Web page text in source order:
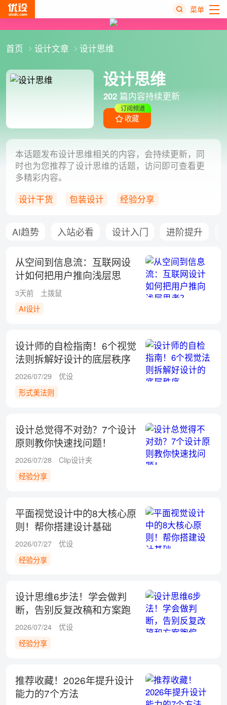
菜单
首页 设计文章 设计思维
设计思维
202 篇内容持续更新
收藏
订阅频道
本话题发布设计思维相关的内容，会持续更新，同
时也为您推荐了设计思维的话题，访问即可查看更
多精彩内容。
设计干货
包装设计
经验分享
AI趋势 入站必看 设计入门 进阶提升
从空间到信息流：互联网设
计如何把用户推向浅层思
考？
3天前
土拨鼠
AI设计
设计师的自检指南！6个视觉
法则拆解好设计的底层秩序
2026/07/29
优设
形式美法则
设计总觉得不对劲？7个设计
原则教你快速找问题！
2026/07/28
Clip设计夹
经验分享
平面视觉设计中的8大核心原
则！帮你搭建设计基础
2026/07/27
优设
经验分享
设计思维6步法！学会做判
断，告别反复改稿和方案跑
偏
2026/07/24
优设
经验分享
推荐收藏！2026年提升设计
能力的7个方法